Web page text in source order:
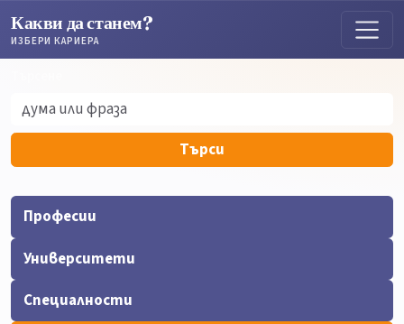
Какви да станем?
ИЗБЕРИ КАРИЕРА
Търси
Професии
Университети
Специалности